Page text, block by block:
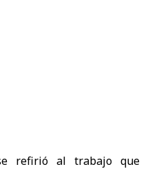
refirió al trabajo que